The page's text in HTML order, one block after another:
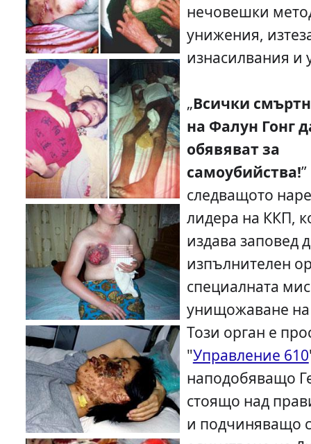
нечовешки
унижения,
изнасилвания и
„Всички
на Фалун Гонг
обявяват за
самоубийства!
следващото
лидера на ККП,
издава заповед
изпълнителен
специалната
унищожаване на
Този орган е
"Управление 610
наподобяващо
стоящо над
и подчиняващо